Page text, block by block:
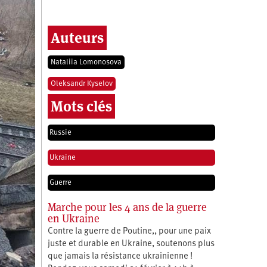
Auteurs
Nataliia Lomonosova
Oleksandr Kyselov
Mots clés
Russie
Ukraine
Guerre
Marche pour les 4 ans de la guerre
en Ukraine
Contre la guerre de Poutine,, pour une paix
juste et durable en Ukraine, soutenons plus
que jamais la résistance ukrainienne !